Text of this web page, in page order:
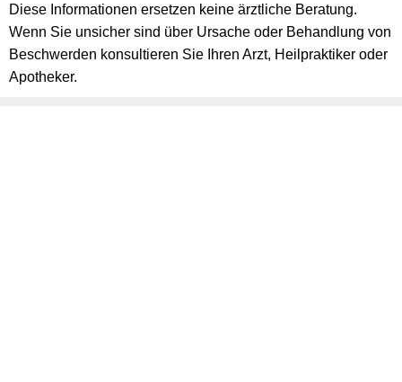
Diese Informationen ersetzen keine ärztliche Beratung.
Wenn Sie unsicher sind über Ursache oder Behandlung von
Beschwerden konsultieren Sie Ihren Arzt, Heilpraktiker oder
Apotheker.